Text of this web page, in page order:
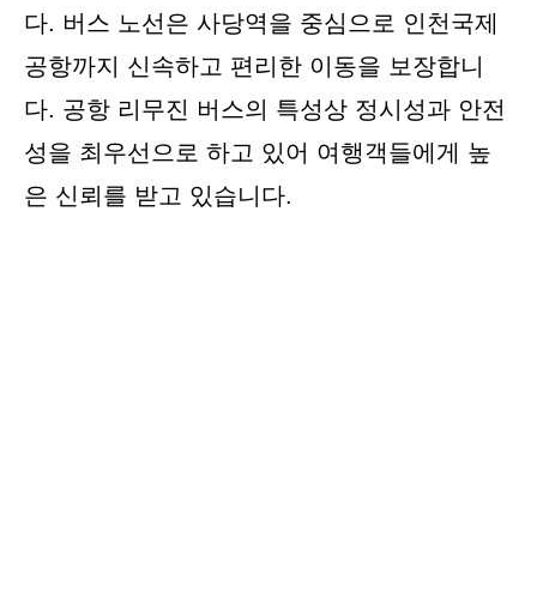
다. 버스 노선은 사당역을 중심으로 인천국제
공항까지 신속하고 편리한 이동을 보장합니
다. 공항 리무진 버스의 특성상 정시성과 안전
성을 최우선으로 하고 있어 여행객들에게 높
은 신뢰를 받고 있습니다.